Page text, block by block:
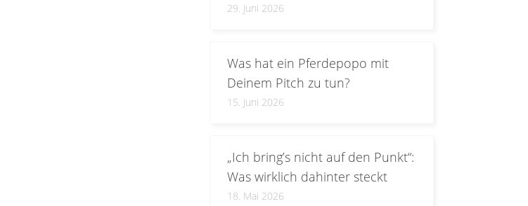
29. Juni 2026
Was hat ein Pferdepopo mit
Deinem Pitch zu tun?
15. Juni 2026
„Ich bring’s nicht auf den Punkt“:
Was wirklich dahinter steckt
18. Mai 2026